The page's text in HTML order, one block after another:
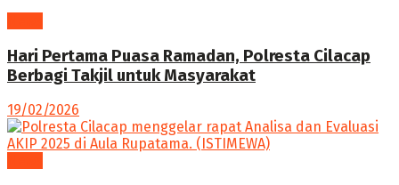
Hari Pertama Puasa Ramadan, Polresta Cilacap
Berbagi Takjil untuk Masyarakat
19/02/2026